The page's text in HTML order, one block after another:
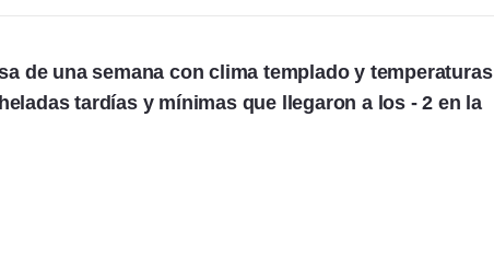
de una semana con clima templado y temperaturas
tardías y mínimas que llegaron a los - 2 en la